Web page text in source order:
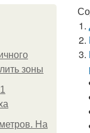
зоны
На